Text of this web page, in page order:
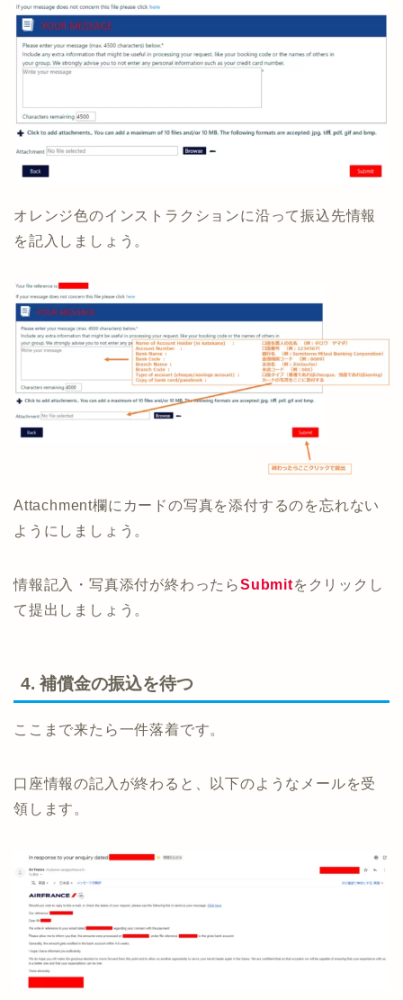
オレンジ色のインストラクションに沿って振込先情報
を記入しましょう。
Attachment欄にカードの写真を添付するのを忘れない
ようにしましょう。
情報記入・写真添付が終わったらSubmitをクリックし
て提出しましょう。
4. 補償金の振込を待つ
ここまで来たら一件落着です。
口座情報の記入が終わると、以下のようなメールを受
領します。